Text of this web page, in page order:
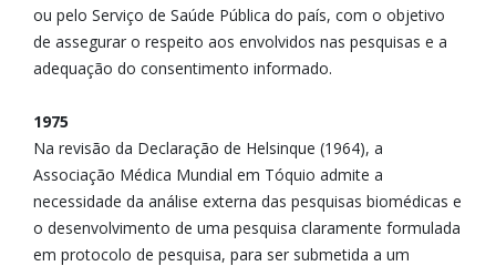
ou pelo Serviço de Saúde Pública do país, com o objetivo
de assegurar o respeito aos envolvidos nas pesquisas e a
adequação do consentimento informado.
1975
Na revisão da Declaração de Helsinque (1964), a
Associação Médica Mundial em Tóquio admite a
necessidade da análise externa das pesquisas biomédicas e
o desenvolvimento de uma pesquisa claramente formulada
em protocolo de pesquisa, para ser submetida a um